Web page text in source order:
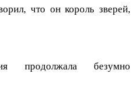
что он король зверей,
продолжала безумно